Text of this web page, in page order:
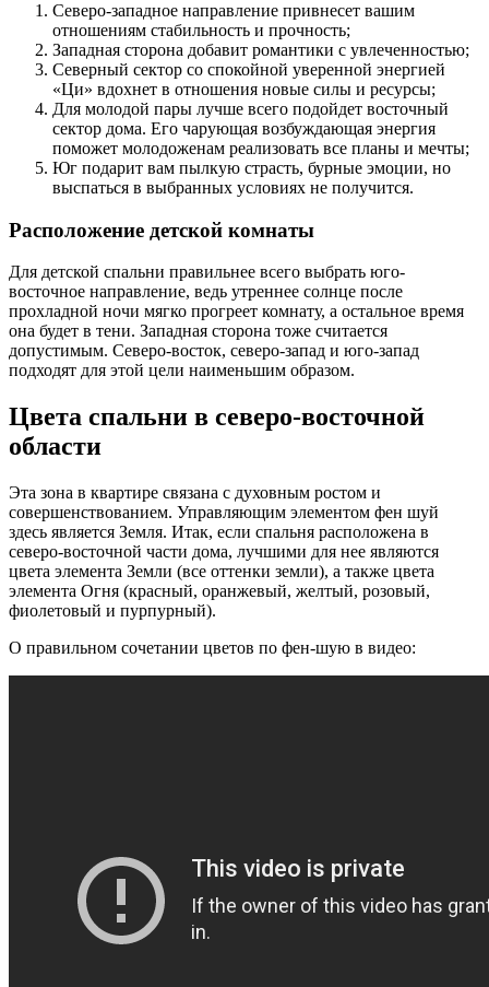
Северо-западное направление привнесет вашим
отношениям стабильность и прочность;
Западная сторона добавит романтики с увлеченностью;
Северный сектор со спокойной уверенной энергией
«Ци» вдохнет в отношения новые силы и ресурсы;
Для молодой пары лучше всего подойдет восточный
сектор дома. Его чарующая возбуждающая энергия
поможет молодоженам реализовать все планы и мечты;
Юг подарит вам пылкую страсть, бурные эмоции, но
выспаться в выбранных условиях не получится.
Расположение детской комнаты
Для детской спальни правильнее всего выбрать юго-
восточное направление, ведь утреннее солнце после
прохладной ночи мягко прогреет комнату, а остальное время
она будет в тени. Западная сторона тоже считается
допустимым. Северо-восток, северо-запад и юго-запад
подходят для этой цели наименьшим образом.
Цвета спальни в северо-восточной
области
Эта зона в квартире связана с духовным ростом и
совершенствованием. Управляющим элементом фен шуй
здесь является Земля. Итак, если спальня расположена в
северо-восточной части дома, лучшими для нее являются
цвета элемента Земли (все оттенки земли), а также цвета
элемента Огня (красный, оранжевый, желтый, розовый,
фиолетовый и пурпурный).
О правильном сочетании цветов по фен-шую в видео: